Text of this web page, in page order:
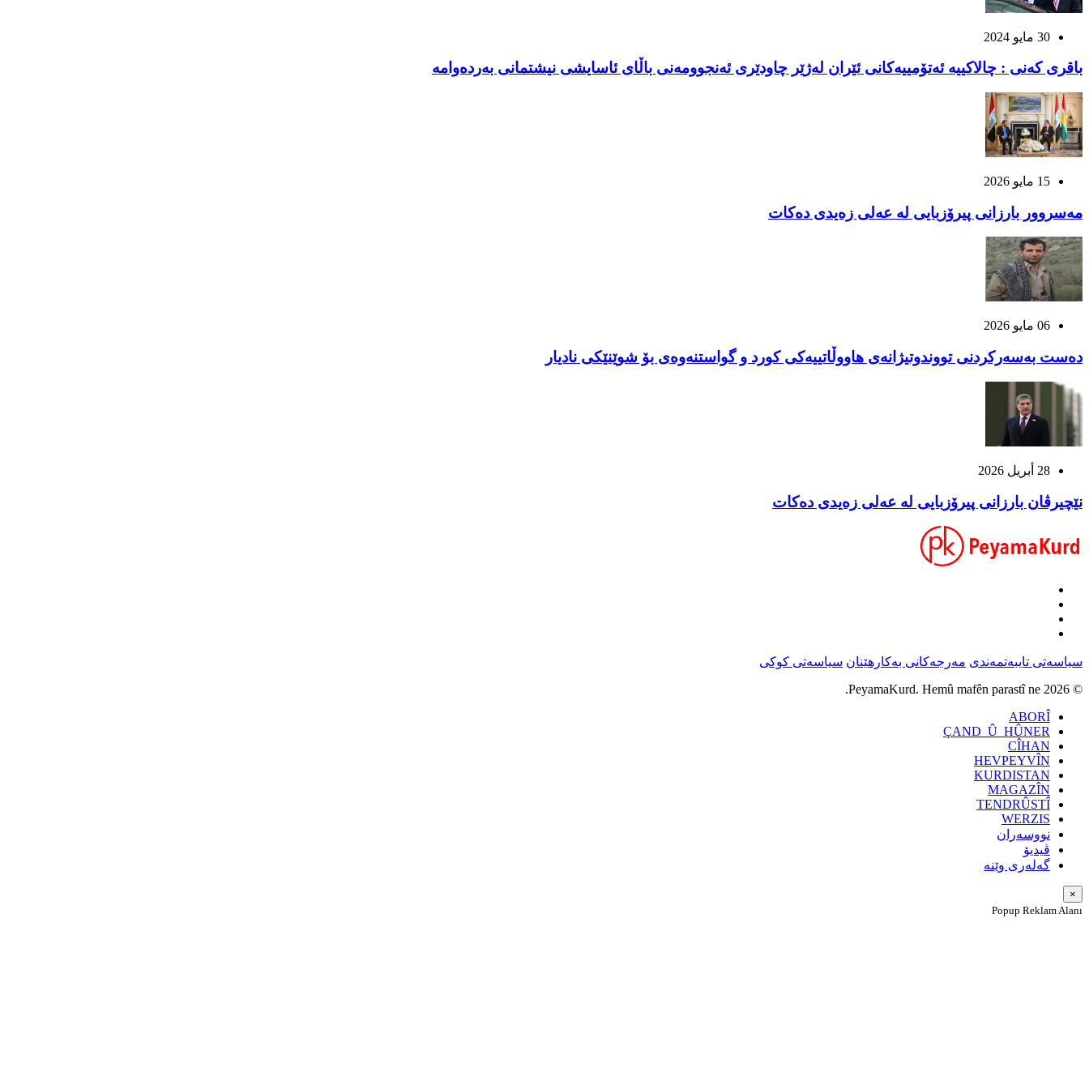
30 مايو 2024
باقری کەنی : چالاکییە ئەتۆمییەکانی ئێران لەژێر چاودێری ئەنجوومەنی باڵای ئاسایشی نیشتمانی بەردەوامە
15 مايو 2026
مەسروور بارزانی پیرۆزبایی لە عەلی زەیدی دەکات
06 مايو 2026
دەست بەسەرکردنی تووندوتیژانەی هاووڵاتییەکی کورد و گواستنەوەی بۆ شوێنێکی نادیار
28 أبريل 2026
نێچیرڤان بارزانی پیرۆزبایی لە عەلی زەیدی دەکات
سیاسەتی تایبەتمەندی مەرجەکانی بەکارهێنان سیاسەتی کوکی
© 2026 PeyamaKurd. Hemû mafên parastî ne.
ABORÎ
ÇAND_Û_HÛNER
CÎHAN
HEVPEYVÎN
KURDISTAN
MAGAZÎN
TENDRÛSTÎ
WERZIS
نووسەران
ڤیدیۆ
گەلەری وێنە
×
Popup Reklam Alanı